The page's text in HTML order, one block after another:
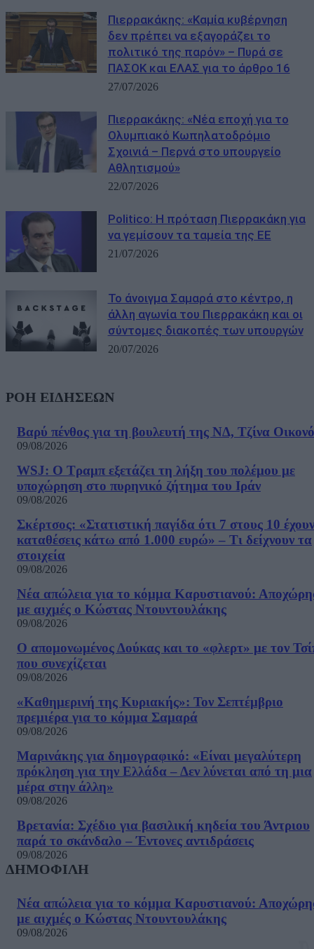
Πιερρακάκης: «Καμία κυβέρνηση
δεν πρέπει να εξαγοράζει το
πολιτικό της παρόν» – Πυρά σε
ΠΑΣΟΚ και ΕΛΑΣ για το άρθρο 16
27/07/2026
Πιερρακάκης: «Νέα εποχή για το
Ολυμπιακό Κωπηλατοδρόμιο
Σχοινιά – Περνά στο υπουργείο
Αθλητισμού»
22/07/2026
Politico: Η πρόταση Πιερρακάκη για
να γεμίσουν τα ταμεία της ΕΕ
21/07/2026
Το άνοιγμα Σαμαρά στο κέντρο, η
άλλη αγωνία του Πιερρακάκη και οι
σύντομες διακοπές των υπουργών
20/07/2026
ΡΟΗ ΕΙΔΗΣΕΩΝ
Βαρύ πένθος για τη βουλευτή της ΝΔ, Τζίνα
09/08/2026
WSJ: Ο Τραμπ εξετάζει τη λήξη του πολέμου με
υποχώρηση στο πυρηνικό ζήτημα του Ιράν
09/08/2026
Σκέρτσος: «Στατιστική παγίδα ότι 7 στους 10 έχουν
καταθέσεις κάτω από 1.000 ευρώ» – Τι δείχνουν τα
στοιχεία
09/08/2026
Νέα απώλεια για το κόμμα Καρυστιανού:
με αιχμές ο Κώστας Ντουντουλάκης
09/08/2026
Ο απομονωμένος Δούκας και το «φλερτ» με τον
που συνεχίζεται
09/08/2026
«Καθημερινή της Κυριακής»: Τον Σεπτέμβριο
πρεμιέρα για το κόμμα Σαμαρά
09/08/2026
Μαρινάκης για δημογραφικό: «Είναι μεγαλύτερη
πρόκληση για την Ελλάδα – Δεν λύνεται από τη μια
μέρα στην άλλη»
09/08/2026
Βρετανία: Σχέδιο για βασιλική κηδεία του Άντριου
παρά το σκάνδαλο – Έντονες αντιδράσεις
09/08/2026
ΔΗΜΟΦΙΛΗ
Νέα απώλεια για το κόμμα Καρυστιανού:
με αιχμές ο Κώστας Ντουντουλάκης
09/08/2026